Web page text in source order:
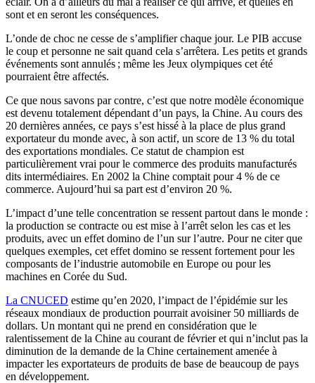
sont et en seront les conséquences.
L’onde de choc ne cesse de s’amplifier chaque jour. Le PIB accuse
le coup et personne ne sait quand cela s’arrêtera. Les petits et grands
événements sont annulés ; même les Jeux olympiques cet été
pourraient être affectés.
Ce que nous savons par contre, c’est que notre modèle économique
est devenu totalement dépendant d’un pays, la Chine. Au cours des
20 dernières années, ce pays s’est hissé à la place de plus grand
exportateur du monde avec, à son actif, un score de 13 % du total
des exportations mondiales. Ce statut de champion est
particulièrement vrai pour le commerce des produits manufacturés
dits intermédiaires. En 2002 la Chine comptait pour 4 % de ce
commerce. Aujourd’hui sa part est d’environ 20 %.
L’impact d’une telle concentration se ressent partout dans le monde :
la production se contracte ou est mise à l’arrêt selon les cas et les
produits, avec un effet domino de l’un sur l’autre. Pour ne citer que
quelques exemples, cet effet domino se ressent fortement pour les
composants de l’industrie automobile en Europe ou pour les
machines en Corée du Sud.
La CNUCED estime qu’en 2020, l’impact de l’épidémie sur les
réseaux mondiaux de production pourrait avoisiner 50 milliards de
dollars. Un montant qui ne prend en considération que le
ralentissement de la Chine au courant de février et qui n’inclut pas la
diminution de la demande de la Chine certainement amenée à
impacter les exportateurs de produits de base de beaucoup de pays
en développement.